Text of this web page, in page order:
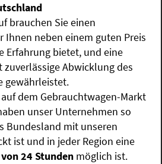
brauchen Sie einen
Ihnen neben einem guten Preis
Erfahrung bietet, und eine
Abwicklung des
gewährleistet.
dem Gebrauchtwagen-Markt
unser Unternehmen so
Bundesland mit unseren
ist und in jeder Region eine
24 Stunden möglich ist.